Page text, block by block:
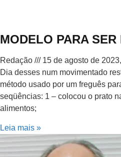
MODELO PARA
Redação
15 de agosto de
Dia desses num movimentado
método usado por um freguês
seqüências: 1 – colocou o prato
alimentos;
Leia mais »